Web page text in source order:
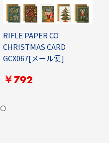
RIFLE PAPER CO
CHRISTMAS CARD
GCX067[メール便]
￥792